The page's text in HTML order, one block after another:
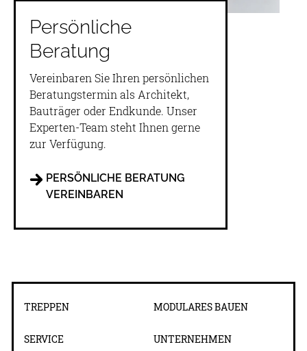
Persönliche
Beratung
Vereinbaren Sie Ihren persönlichen
Beratungstermin als Architekt,
Bauträger oder Endkunde. Unser
Experten-Team steht Ihnen gerne
zur Verfügung.
PERSÖNLICHE BERATUNG
VEREINBAREN
TREPPEN MODULARES BAUEN
SERVICE UNTERNEHMEN